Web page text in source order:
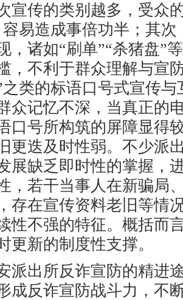
宣传的类别越多，受众
易造成事倍功半；其
，诸如“刷单”“杀猪盘”
，不利于群众理解与宣
类的标语口号式宣传
众记忆不深，当真正的
口号所构筑的屏障显得
迭及时性弱。不少派
展缺乏即时性的掌握，
，若干当事人在新骗局
存在宣传资料老旧等情
性不强的特征。概括而
更新的制度性支撑。
出所反诈宣防的精进
反诈宣防战斗力，不